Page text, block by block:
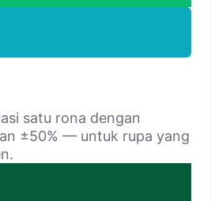
satu rona dengan
±50% — untuk rupa yang